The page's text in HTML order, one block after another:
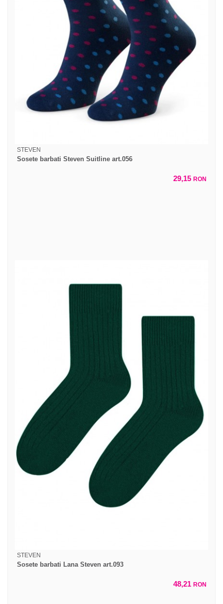
STEVEN
Sosete barbati Steven Suitline art.056
29,15 RON
STEVEN
Sosete barbati Lana Steven art.093
48,21 RON